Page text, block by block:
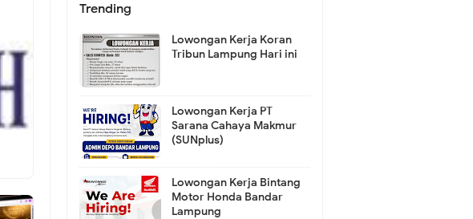
Trending
Lowongan Kerja Koran
Tribun Lampung Hari ini
Lowongan Kerja PT
Sarana Cahaya Makmur
(SUNplus)
Lowongan Kerja Bintang
Motor Honda Bandar
Lampung